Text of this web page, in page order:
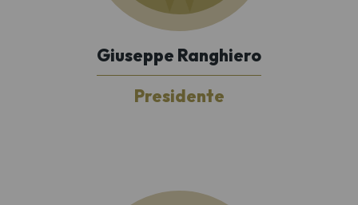
Giuseppe Ranghiero
Presidente